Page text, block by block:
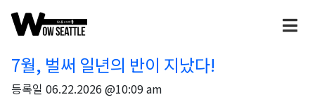
7월, 벌써 일년의 반이 지났다!
등록일 06.22.2026 @10:09 am